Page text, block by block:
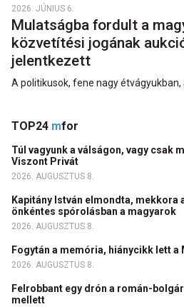
2026. JÚNIUS 6.
Mulatságba fordult a
közvetítési jogának
jelentkezett
A politikusok, fene nagy
TOP24 mfor
Túl vagyunk a válságon, vagy csak
Viszont Privát
2026. AUGUSZTUS 8.
Kapitány István elmondta, mekkora
önkéntes spórolásban a magyarok
2026. AUGUSZTUS 8.
Fogytán a memória, hiánycikk lett a
2026. AUGUSZTUS 8.
Felrobbant egy drón a román-
mellett